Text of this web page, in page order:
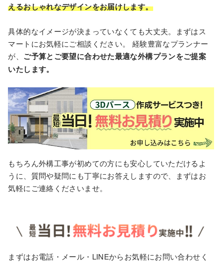
えるおしゃれなデザインをお届けします。
具体的なイメージが決まっていなくても⼤丈夫。まずはス
マートにお気軽にご相談ください。 経験豊富なプランナー
が、 ご予算とご要望に合わせた最適な外構プランをご提案
いたします。
もちろん外構工事が初めての方にも安心していただけるよ
うに、質問や疑問にも丁寧にお答えしますので、まずはお
気軽にご連絡くださいませ。
まずはお電話・メール・LINEからお気軽にお問い合わせく